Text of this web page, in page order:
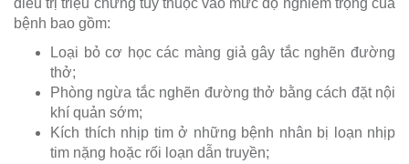
điều trị triệu chứng tùy thuộc vào mức độ nghiêm trọng của
bệnh bao gồm:
Loại bỏ cơ học các màng giả gây tắc nghẽn đường
thở;
Phòng ngừa tắc nghẽn đường thở bằng cách đặt nội
khí quản sớm;
Kích thích nhịp tim ở những bệnh nhân bị loạn nhịp
tim nặng hoặc rối loạn dẫn truyền;